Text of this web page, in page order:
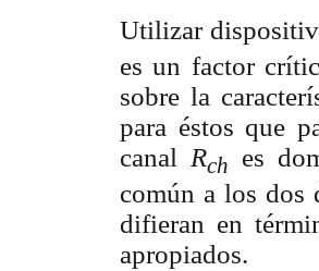
Utilizar
es un factor
sobre la
para éstos que
canal Rch
es
común a los dos
difieran en
apropiados.